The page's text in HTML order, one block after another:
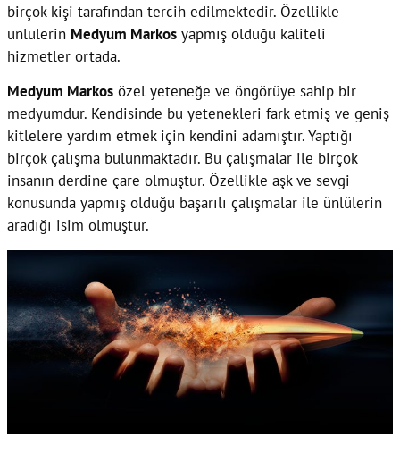
birçok kişi tarafından tercih edilmektedir. Özellikle
ünlülerin Medyum Markos yapmış olduğu kaliteli
hizmetler ortada.
Medyum Markos özel yeteneğe ve öngörüye sahip bir
medyumdur. Kendisinde bu yetenekleri fark etmiş ve geniş
kitlelere yardım etmek için kendini adamıştır. Yaptığı
birçok çalışma bulunmaktadır. Bu çalışmalar ile birçok
insanın derdine çare olmuştur. Özellikle aşk ve sevgi
konusunda yapmış olduğu başarılı çalışmalar ile ünlülerin
aradığı isim olmuştur.